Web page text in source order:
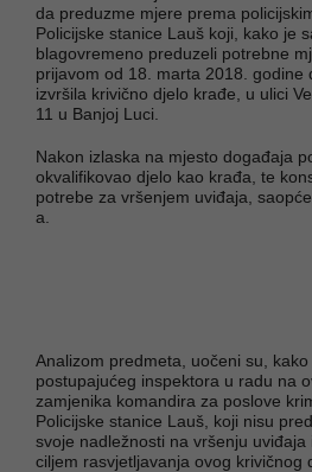
da preduzme mjere prema
Policijske stanice Lauš koji, kako je
blagovremeno preduzeli potrebne
prijavom od 18. marta 2018. godine
izvršila krivično djelo krađe, u ulici
11 u Banjoj Luci.
Nakon izlaska na mjesto događaja
okvalifikovao djelo kao krađa, te
potrebe za vršenjem uviđaja,
a.
Analizom predmeta, uočeni su,
postupajućeg inspektora u radu na
zamjenika komandira za poslove
Policijske stanice Lauš, koji nisu
svoje nadležnosti na vršenju
ciljem rasvjetljavanja ovog krivičnog